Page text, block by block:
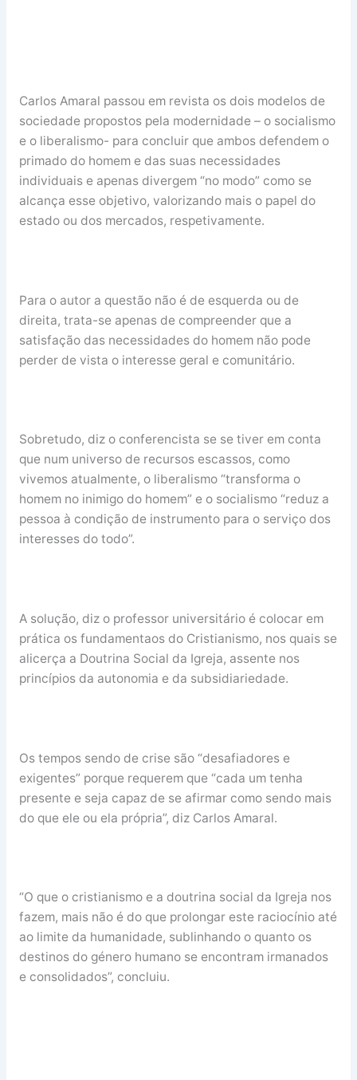
Carlos Amaral passou em revista os dois modelos de
sociedade propostos pela modernidade – o socialismo
e o liberalismo- para concluir que ambos defendem o
primado do homem e das suas necessidades
individuais e apenas divergem “no modo” como se
alcança esse objetivo, valorizando mais o papel do
estado ou dos mercados, respetivamente.
Para o autor a questão não é de esquerda ou de
direita, trata-se apenas de compreender que a
satisfação das necessidades do homem não pode
perder de vista o interesse geral e comunitário.
Sobretudo, diz o conferencista se se tiver em conta
que num universo de recursos escassos, como
vivemos atualmente, o liberalismo “transforma o
homem no inimigo do homem” e o socialismo “reduz a
pessoa à condição de instrumento para o serviço dos
interesses do todo”.
A solução, diz o professor universitário é colocar em
prática os fundamentaos do Cristianismo, nos quais se
alicerça a Doutrina Social da Igreja, assente nos
princípios da autonomia e da subsidiariedade.
Os tempos sendo de crise são “desafiadores e
exigentes” porque requerem que “cada um tenha
presente e seja capaz de se afirmar como sendo mais
do que ele ou ela própria”, diz Carlos Amaral.
“O que o cristianismo e a doutrina social da Igreja nos
fazem, mais não é do que prolongar este raciocínio até
ao limite da humanidade, sublinhando o quanto os
destinos do género humano se encontram irmanados
e consolidados”, concluiu.